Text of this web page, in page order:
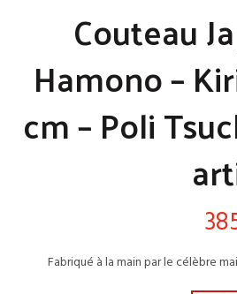
Couteau
Hamono –
cm – Poli
Fabriqué à la main par le célèbre